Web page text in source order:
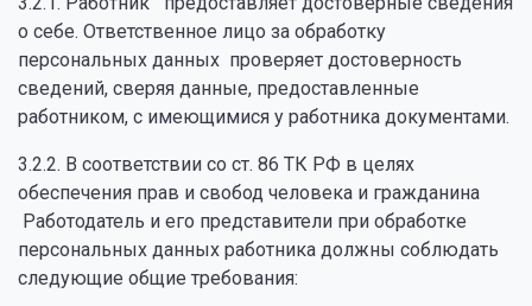
о себе. Ответственное лицо за обработку
персональных данных проверяет достоверность
сведений, сверяя данные, предоставленные
работником, с имеющимися у работника документами.
3.2.2. В соответствии со ст. 86 ТК РФ в целях
обеспечения прав и свобод человека и гражданина
Работодатель и его представители при обработке
персональных данных работника должны соблюдать
следующие общие требования: